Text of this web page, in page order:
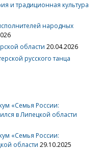
и традиционная культура
народных
области 20.04.2026
русского танца
«Семья России:
в Липецкой области
«Семья России:
области 29.10.2025